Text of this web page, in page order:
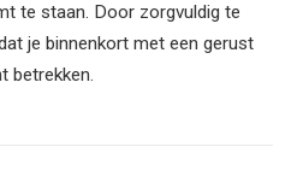
te staan. Door zorgvuldig te
je binnenkort met een gerust
betrekken.